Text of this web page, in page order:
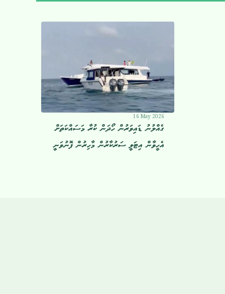
16 May 2026
ގެއްލުނު ޑައިވަރުން ހޯދަން ކުރާ މަސައްކަތަށް
އެހީވާން އިޓަލީ ސަރުކާރުން މާހިރުން ފޮނުވަނީ